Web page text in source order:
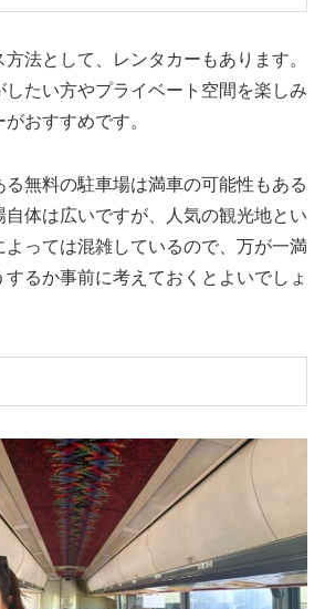
法として、レンタカーもあります。
したい方やプライベート空間を楽しみ
おすすめです。
無料の駐車場は満車の可能性もある
自体は広いですが、人気の観光地とい
よっては混雑しているので、万が一満
るか事前に考えておくとよいでしょ